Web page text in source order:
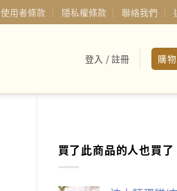
使用者條款 隱私權條款 聯絡我們
登入 / 註冊 購
買了此商品的人也買了